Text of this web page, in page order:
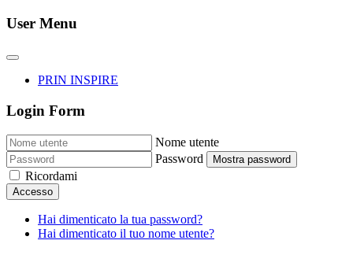
User Menu
PRIN INSPIRE
Login Form
Nome utente
Password
Mostra password
Ricordami
Accesso
Hai dimenticato la tua password?
Hai dimenticato il tuo nome utente?